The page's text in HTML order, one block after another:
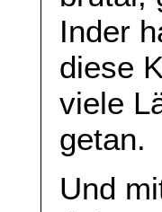
Inder
diese
viele
getan.
Und